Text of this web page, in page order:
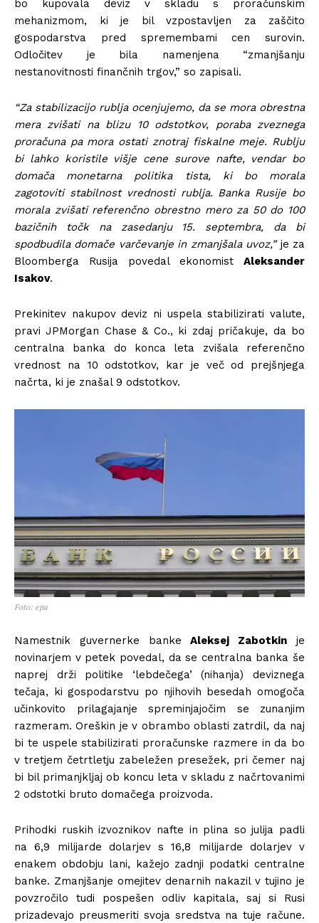
bo kupovala deviz v skladu s proračunskim
mehanizmom, ki je bil vzpostavljen za zaščito
gospodarstva pred spremembami cen surovin.
Odločitev je bila namenjena “zmanjšanju
nestanovitnosti finančnih trgov,” so zapisali.
“Za stabilizacijo rublja ocenjujemo, da se mora obrestna
mera zvišati na blizu 10 odstotkov, poraba zveznega
proračuna pa mora ostati znotraj fiskalne meje. Rublju
bi lahko koristile višje cene surove nafte, vendar bo
domača monetarna politika tista, ki bo morala
zagotoviti stabilnost vrednosti rublja. Banka Rusije bo
morala zvišati referenčno obrestno mero za 50 do 100
bazičnih točk na zasedanju 15. septembra, da bi
spodbudila domače varčevanje in zmanjšala uvoz,”je za
Bloomberga Rusija povedal ekonomist Aleksander
Isakov.
Prekinitev nakupov deviz ni uspela stabilizirati valute,
pravi JPMorgan Chase & Co., ki zdaj pričakuje, da bo
centralna banka do konca leta zvišala referenčno
vrednost na 10 odstotkov, kar je več od prejšnjega
načrta, ki je znašal 9 odstotkov.
Foto: epa
Namestnik guvernerke bankeAleksej Zabotkin je
novinarjem v petek povedal, da se centralna banka še
naprej drži politike ‘lebdečega’ (nihanja) deviznega
tečaja, ki gospodarstvu po njihovih besedah omogoča
učinkovito prilagajanje spreminjajočim se zunanjim
razmeram. Oreškin je v obrambo oblasti zatrdil, da naj
bi te uspele stabilizirati proračunske razmere in da bo
v tretjem četrtletju zabeležen presežek, pri čemer naj
bi bil primanjkljaj ob koncu leta v skladu z načrtovanimi
2 odstotki bruto domačega proizvoda.
Prihodki ruskih izvoznikov nafte in plina so julija padli
na 6,9 milijarde dolarjev s 16,8 milijarde dolarjev v
enakem obdobju lani, kažejo zadnji podatki centralne
banke. Zmanjšanje omejitev denarnih nakazil v tujino je
povzročilo tudi pospešen odliv kapitala, saj si Rusi
prizadevajo preusmeriti svoja sredstva na tuje račune.